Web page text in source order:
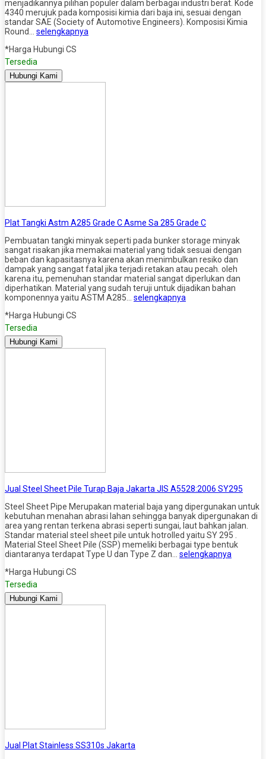
menjadikannya pilihan populer dalam berbagai industri berat. Kode
4340 merujuk pada komposisi kimia dari baja ini, sesuai dengan
standar SAE (Society of Automotive Engineers). Komposisi Kimia
Round… selengkapnya
*Harga Hubungi CS
Tersedia
Hubungi Kami
Plat Tangki Astm A285 Grade C Asme Sa 285 Grade C
Pembuatan tangki minyak seperti pada bunker storage minyak
sangat risakan jika memakai material yang tidak sesuai dengan
beban dan kapasitasnya karena akan menimbulkan resiko dan
dampak yang sangat fatal jika terjadi retakan atau pecah. oleh
karena itu, pemenuhan standar material sangat diperlukan dan
diperhatikan. Material yang sudah teruji untuk dijadikan bahan
komponennya yaitu ASTM A285… selengkapnya
*Harga Hubungi CS
Tersedia
Hubungi Kami
Jual Steel Sheet Pile Turap Baja Jakarta JIS A5528:2006 SY295
Steel Sheet Pipe Merupakan material baja yang dipergunakan untuk
kebutuhan menahan abrasi lahan sehingga banyak dipergunakan di
area yang rentan terkena abrasi seperti sungai, laut bahkan jalan.
Standar material steel sheet pile untuk hotrolled yaitu SY 295 .
Material Steel Sheet Pile (SSP) memeliki berbagai type bentuk
diantaranya terdapat Type U dan Type Z dan… selengkapnya
*Harga Hubungi CS
Tersedia
Hubungi Kami
Jual Plat Stainless SS310s Jakarta